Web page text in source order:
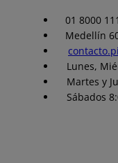
01 8000
Medellín
Lunes,
Martes y
Sábados